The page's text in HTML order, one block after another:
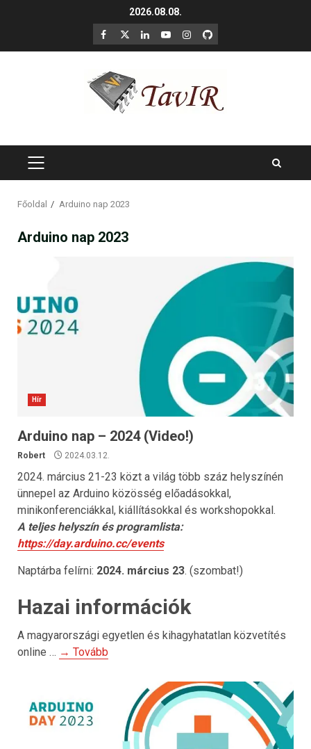
2026.08.08.
F X LinkedIn
YouTubeInstagram
GitHub
PRIMARY
Főoldal Arduino nap 2023
Arduino nap 2023
Hír
Arduino nap – 2024 (Video!)
Robert 2024.03.12.
2024. március 21-23 közt a világ több száz helyszínén
ünnepel az Arduino közösség előadásokkal,
minikonferenciákkal, kiállításokkal és workshopokkal.
A teljes helyszín és programlista:
https://day.arduino.cc/events
Naptárba felírni: 2024. március 23. (szombat!)
Hazai információk
A magyarországi egyetlen és kihagyhatatlan közvetítés
online … → Tovább